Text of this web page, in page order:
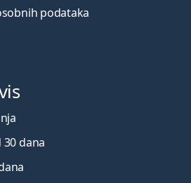
podataka
dana